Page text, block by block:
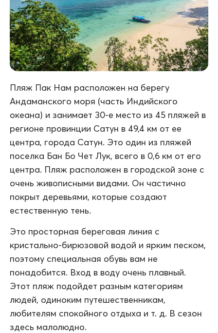
Пляж Пак Нам расположен на берегу
Андаманского моря (часть Индийского
океана) и занимает 30-е место из 45 пляжей в
регионе провинции Сатун в 49,4 км от ее
центра, города Сатун. Это один из пляжей
поселка Бан Бо Чет Лук, всего в 0,6 км от его
центра. Пляж расположен в городской зоне с
очень живописными видами. Он частично
покрыт деревьями, которые создают
естественную тень.
Это просторная береговая линия с
кристально-бирюзовой водой и ярким песком,
поэтому специальная обувь вам не
понадобится. Вход в воду очень плавный.
Этот пляж подойдет разным категориям
людей, одиноким путешественникам,
любителям спокойного отдыха и т. д. В сезон
здесь малолюдно.